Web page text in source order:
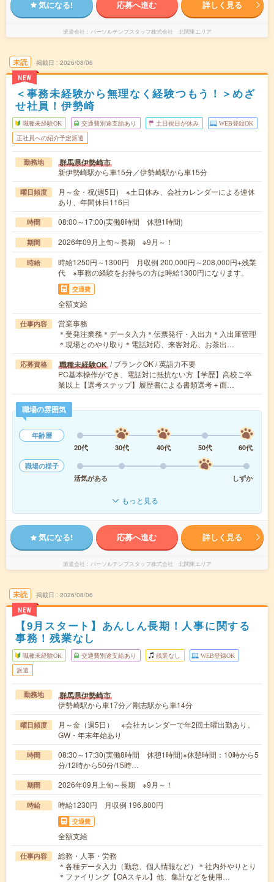
気になる! 応募へ進む 詳しく見る
派遣会社 パーソルテンプスタッフ株式会社 北関東エリア
未読
NEW
掲載日 2026/08/06
＜事務未経験から無理なく経験つもう！＞めざ
せ社員！伊勢崎
職種未経験OK 交通費別途支給あり 土日祝日が休み WEB登録OK
正社員への紹介予定派遣
勤務地 群馬県伊勢崎市
新伊勢崎駅から車15分／伊勢崎駅から車15分
曜日頻度
月～金・祝(週5日) ※土日休み、会社カレンダーによる連休
あり、年間休日116日
時間 08:00～17:00(実働8時間 休憩1時間)
期間 2026年09月上旬～長期 ※9月～！
時給
時給1250円～1300円 月収例 200,000円～208,000円+残業
代 ※事務の経験をお持ちの方は時給1300円になります。
交通費
全額支給
仕事内容
営業事務
＊受発注業務＊データ入力＊伝票発行・入出力＊入出庫管理
＊現場とのやり取り＊電話対応、来客対応、お茶出…
応募資格 職種未経験OK / ブランクOK / 英語力不要
PC基本操作ができ、電話対に抵抗ない方【学歴】高校ご卒
業以上【選考ステップ】履歴書による書類選考＋面…
職場の雰囲気
年齢層
20代
30代 40代 50代
60代
職場の様子
活気がある
しずか
もっと見る
気になる! 応募へ進む 詳しく見る
派遣会社 パーソルテンプスタッフ株式会社 北関東エリア
未読
NEW
掲載日 2026/08/06
【9月スタート】あんしん長期！人事に関する
事務！残業なし
職種未経験OK 交通費別途支給あり 残業なし WEB登録OK
派遣
勤務地 群馬県伊勢崎市
伊勢崎駅から車17分／剛志駅から車14分
曜日頻度
月～金（週5日） ※会社カレンダーで年2回土曜出勤あり。
GW・年末年始あり
時間
08:30～17:30(実働8時間 休憩1時間)※休憩時間：10時から5
分/12時から50分/15時…
期間 2026年09月上旬～長期 ※9月～！
時給 時給1230円 月収例 196,800円
交通費
全額支給
仕事内容
総務・人事・労務
＊各種データ入力（勤怠、個人情報など）＊社内外やりとり
＊ファイリング【OAスキル】他、集計などを使用…